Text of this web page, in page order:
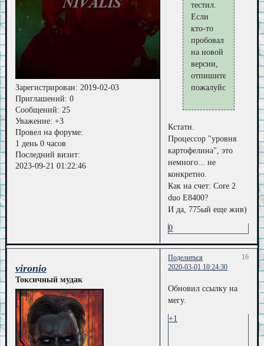
Зарегистрирован: 2019-02-03
Приглашений: 0
Сообщений: 25
Уважение: +3
Провел на форуме:
1 день 0 часов
Последний визит:
2023-09-21 01:22:46
тестил.
Если
кто-то
пробовал
на новой
версии,
отпишитесь,
пожалуйста.
Кстати.
Процессор "уровня
картофелина", это
немного... не
конкретно.
Как на счет: Core 2
duo E8400?
И да, 775ый еще жив)
0
Поделиться
16
2020-03-01 10:24:30
vironio
Токсичный мудак
Обновил ссылку на
мегу.
+1